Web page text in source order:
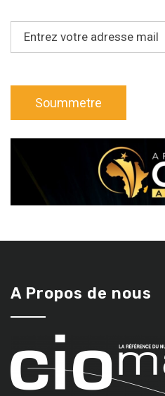
A Propos de nous